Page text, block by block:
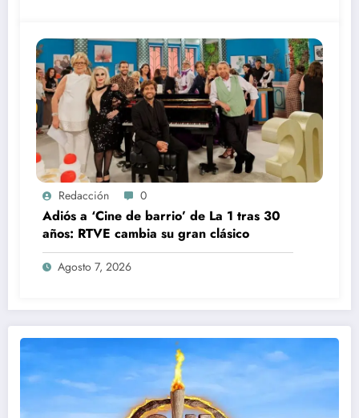
Redacción 0
Adiós a ‘Cine de barrio’ de La 1 tras 30
años: RTVE cambia su gran clásico
Agosto 7, 2026